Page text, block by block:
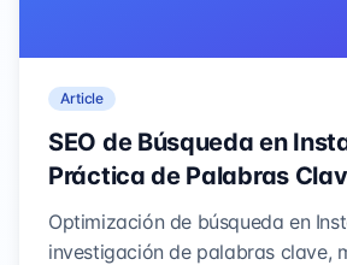
Article
SEO de Búsqueda en
Práctica de Palabras
Optimización de búsqueda en
investigación de palabras clave,